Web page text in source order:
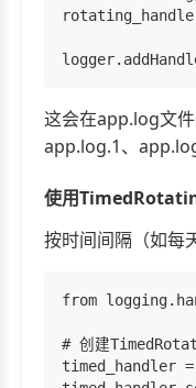
这会在app.log文
app.log.1、
使用
按时间间隔（如每
from
# 创建
timed_handler